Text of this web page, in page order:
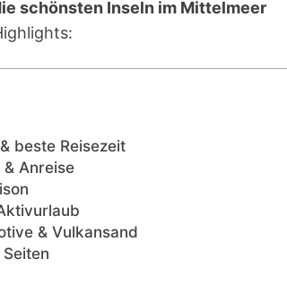
schönsten Inseln im Mittelmeer
beste Reisezeit
Anreise
& Vulkansand